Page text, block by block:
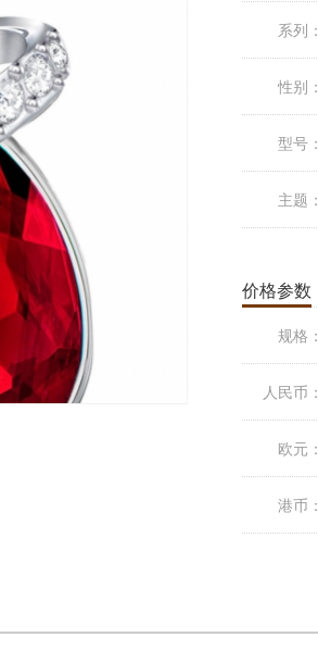
系列：
性别：
型号：
主题：
价格参数
规格：
人民币：
欧元：
港币：